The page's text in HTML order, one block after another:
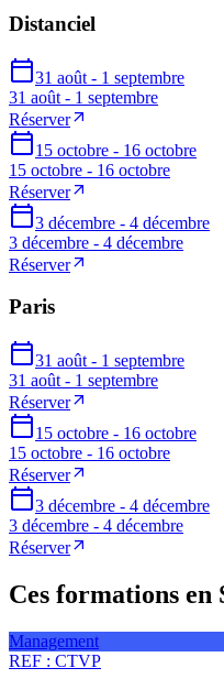
Distanciel
31 août - 1 septembre
31 août - 1 septembre
Réserver
15 octobre - 16 octobre
15 octobre - 16 octobre
Réserver
3 décembre - 4 décembre
3 décembre - 4 décembre
Réserver
Paris
31 août - 1 septembre
31 août - 1 septembre
Réserver
15 octobre - 16 octobre
15 octobre - 16 octobre
Réserver
3 décembre - 4 décembre
3 décembre - 4 décembre
Réserver
Ces formations
Management
REF : CTVP